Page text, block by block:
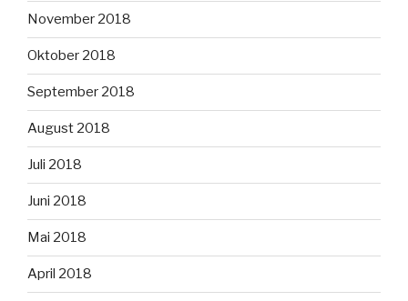
November 2018
Oktober 2018
September 2018
August 2018
Juli 2018
Juni 2018
Mai 2018
April 2018